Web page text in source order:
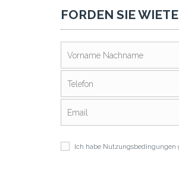
FORDEN SIE
Ich habe Nutzungsbedingungen